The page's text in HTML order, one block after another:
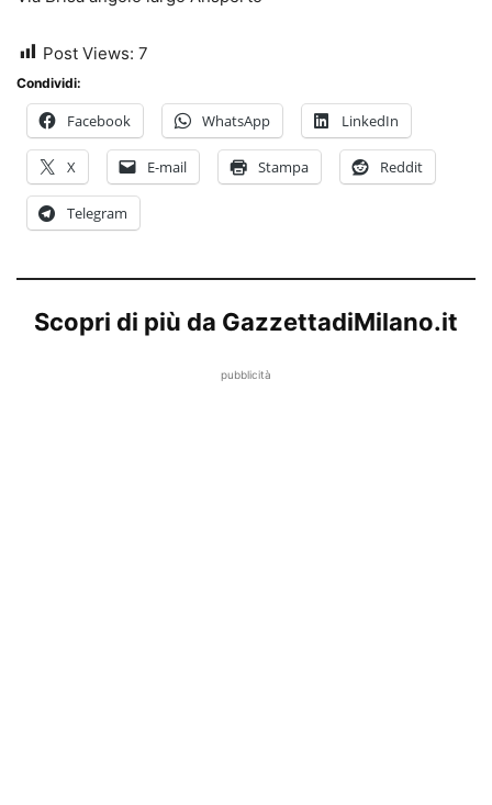
Post Views: 7
Condividi:
Facebook WhatsApp LinkedIn
X E-mail Stampa Reddit
Telegram
Scopri di più da GazzettadiMilano.it
pubblicità